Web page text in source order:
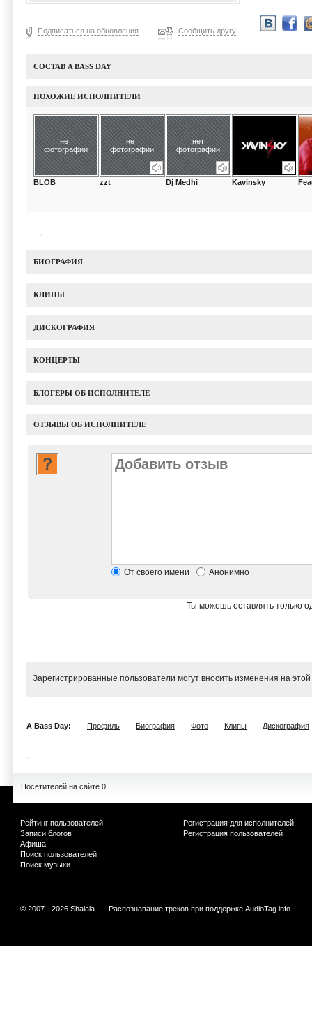
Подписаться на обновления Сообщить другу
СОСТАВ A BASS DAY
ПОХОЖИЕ ИСПОЛНИТЕЛИ
нет
фотографии
BLOB
нет
фотографии
zzt
нет
фотографии
Dj Medhi Kavinsky
БИОГРАФИЯ
КЛИПЫ
ДИСКОГРАФИЯ
КОНЦЕРТЫ
БЛОГЕРЫ ОБ ИСПОЛНИТЕЛЕ
ОТЗЫВЫ ОБ ИСПОЛНИТЕЛЕ
От своего имени Анонимно
Ты можешь оставлять только
Зарегистрированные пользователи могут вносить изменения на
A Bass Day: Профиль Биография Фото Клипы Дискография
Посетителей на сайте 0
Рейтинг пользователей
Записи блогов
Афиша
Поиск пользователей
Поиск музыки
Регистрация для исполнителей
Регистрация пользователей
© 2007 - 2026 Shalala Распознавание треков при поддержке AudioTag.info